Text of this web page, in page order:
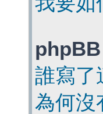
phpBB
誰寫了
為何沒